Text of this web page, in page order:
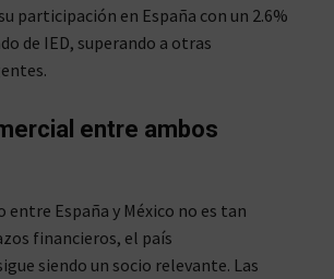
participación en España con un 2.6%
de IED, superando a otras
entre ambos
entre España y México no es tan
financieros, el país
siendo un socio relevante. Las